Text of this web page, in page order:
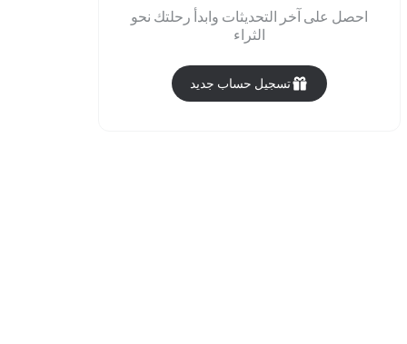
احصل على آخر التحديثات وابدأ رحلتك نحو
الثراء
تسجيل حساب جديد